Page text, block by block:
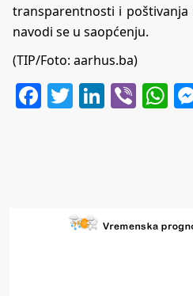
transparentnosti i
navodi se u saopćenju.
(TIP/Foto: aarhus.ba)
Facebook
Twitter